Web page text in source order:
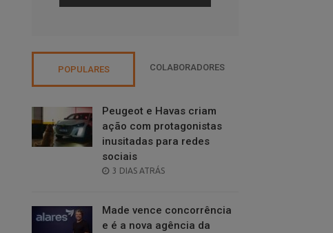
POPULARES COLABORADORES
Peugeot e Havas criam
ação com protagonistas
inusitadas para redes
sociais
POSTED
3 DIAS ATRÁS
Made vence concorrência
e é a nova agência da